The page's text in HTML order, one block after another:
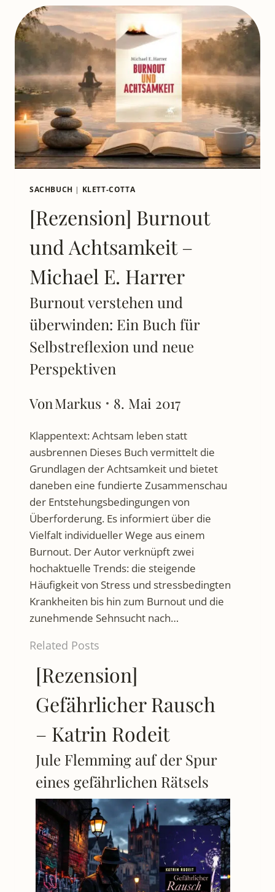
–
INES
GEIPEL
SACHBUCH | KLETT-COTTA
[Rezension] Burnout
und Achtsamkeit –
Michael E. Harrer
Burnout verstehen und
überwinden: Ein Buch für
Selbstreflexion und neue
Perspektiven
VonMarkus 8. Mai 2017
Klappentext: Achtsam leben statt
ausbrennen Dieses Buch vermittelt die
Grundlagen der Achtsamkeit und bietet
daneben eine fundierte Zusammenschau
der Entstehungsbedingungen von
Überforderung. Es informiert über die
Vielfalt individueller Wege aus einem
Burnout. Der Autor verknüpft zwei
hochaktuelle Trends: die steigende
Häufigkeit von Stress und stressbedingten
Krankheiten bis hin zum Burnout und die
zunehmende Sehnsucht nach…
Related Posts
[Rezension]
Gefährlicher Rausch
– Katrin Rodeit
Jule Flemming auf der Spur
eines gefährlichen Rätsels